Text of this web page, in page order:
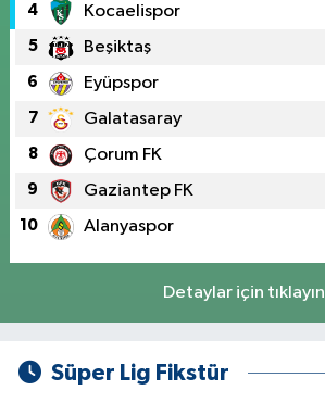
4 Kocaelispor
5 Beşiktaş
6 Eyüpspor
7 Galatasaray
8 Çorum FK
9 Gaziantep FK
10 Alanyaspor
Detaylar için tıklayın
Süper Lig Fikstür